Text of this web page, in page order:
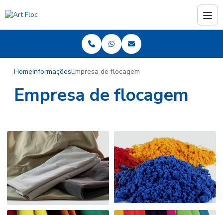
HomeInformaçõesEmpresa de flocagem
Empresa de flocagem